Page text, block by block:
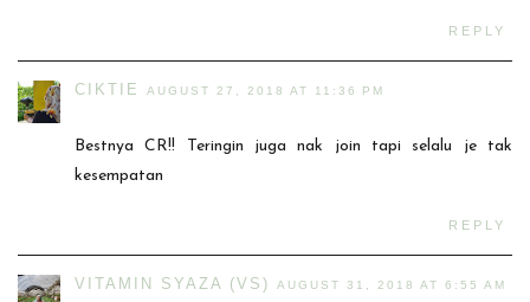
REPLY
CIKTIE AUGUST 27, 2018 AT 11:36 PM
Bestnya CR!! Teringin juga nak join tapi selalu je tak
kesempatan
REPLY
VITAMIN SYAZA (VS) AUGUST 31, 2018 AT 6:55 AM